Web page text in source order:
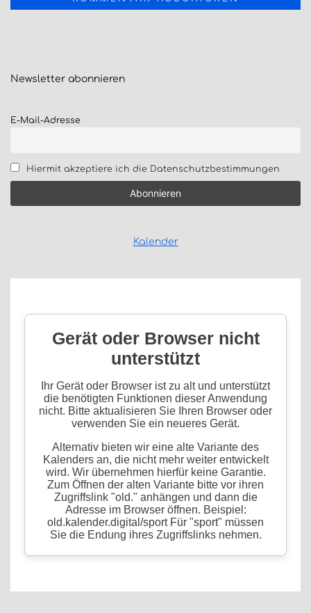
Newsletter abonnieren
E-Mail-Adresse
Hiermit akzeptiere ich die Datenschutzbestimmungen
Kalender